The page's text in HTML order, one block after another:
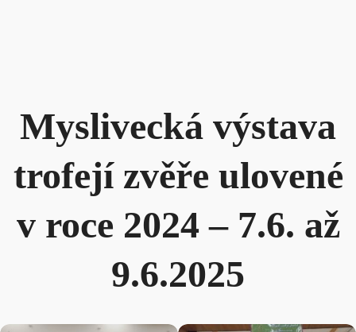
Myslivecká výstava
trofejí zvěře ulovené
v roce 2024 – 7.6. až
9.6.2025